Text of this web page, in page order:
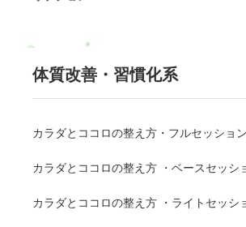
体質改善・習慣化系
カラダとココロの整え方・フルセッショ
カラダとココロの整え方 ・ベースセッシ
カラダとココロの整え方 ・ライトセッシ